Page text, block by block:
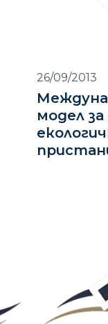
26/09/2013
модел